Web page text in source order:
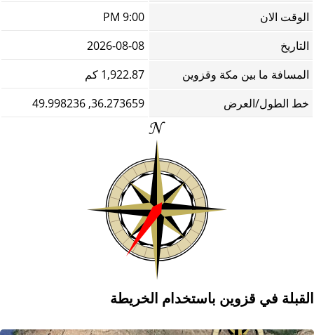
الوقت الان
9:00 PM
التاريخ
2026-08-08
المسافة ما بين مكة وقزوين
1,922.87 كم
خط الطول/العرض
36.273659, 49.998236
القبلة في قزوين باستخدام الخريطة